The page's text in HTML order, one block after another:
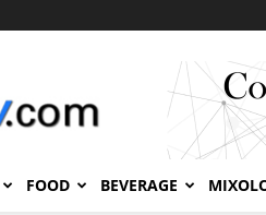
FOOD BEVERAGE